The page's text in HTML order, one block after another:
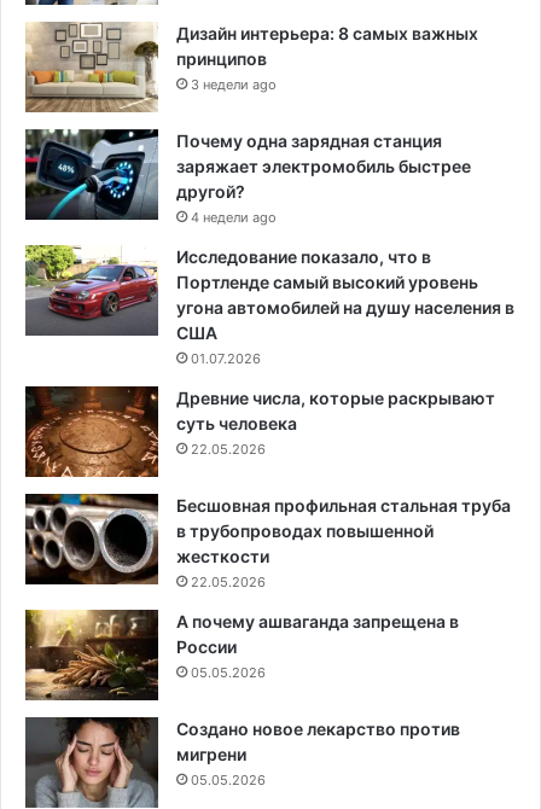
Дизайн интерьера: 8 самых важных
принципов
3 недели ago
Почему одна зарядная станция
заряжает электромобиль быстрее
другой?
4 недели ago
Исследование показало, что в
Портленде самый высокий уровень
угона автомобилей на душу населения в
США
01.07.2026
Древние числа, которые раскрывают
суть человека
22.05.2026
Бесшовная профильная стальная труба
в трубопроводах повышенной
жесткости
22.05.2026
А почему ашваганда запрещена в
России
05.05.2026
Создано новое лекарство против
мигрени
05.05.2026